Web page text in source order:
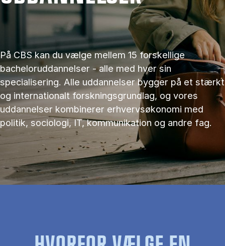
På CBS kan du vælge mellem 15 forskellige
bacheloruddannelser - alle med hver sin
specialisering. Alle uddannelser bygger på et stærkt
og internationalt forskningsgrundlag, og vores
uddannelser kombinerer erhvervsøkonomi med
politik, sociologi, IT, kommunikation og andre fag.